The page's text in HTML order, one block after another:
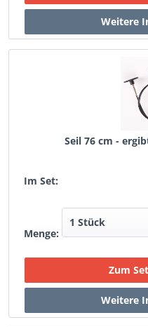
Seil 76 cm -
Im Set:
Menge: